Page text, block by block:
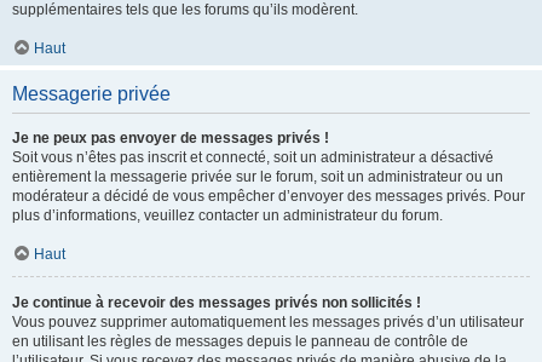
supplémentaires tels que les forums qu’ils modèrent.
Haut
Messagerie privée
Je ne peux pas envoyer de messages privés !
Soit vous n’êtes pas inscrit et connecté, soit un administrateur a désactivé
entièrement la messagerie privée sur le forum, soit un administrateur ou un
modérateur a décidé de vous empêcher d’envoyer des messages privés. Pour
plus d’informations, veuillez contacter un administrateur du forum.
Haut
Je continue à recevoir des messages privés non sollicités !
Vous pouvez supprimer automatiquement les messages privés d’un utilisateur
en utilisant les règles de messages depuis le panneau de contrôle de